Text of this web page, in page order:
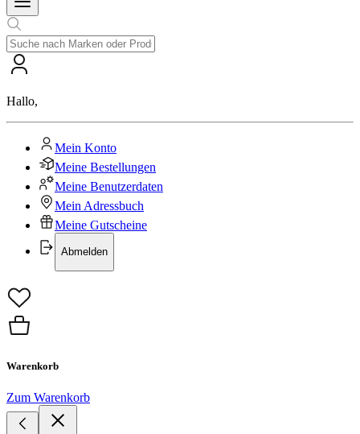
Hallo,
Mein Konto
Meine Bestellungen
Meine Benutzerdaten
Mein Adressbuch
Meine Gutscheine
Abmelden
Warenkorb
Zum Warenkorb